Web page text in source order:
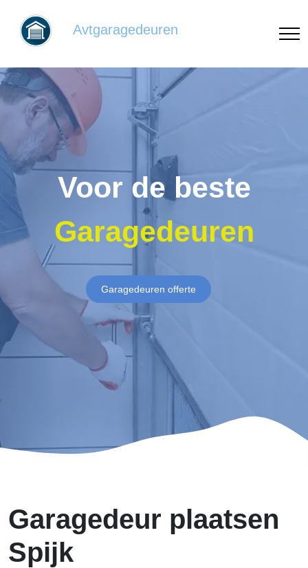
Avtgaragedeuren
Voor de beste
Garagedeuren
Garagedeuren offerte
Garagedeur plaatsen
Spijk